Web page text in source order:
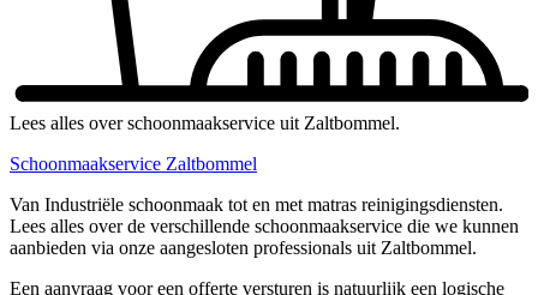
Lees alles over schoonmaakservice uit Zaltbommel.
Schoonmaakservice Zaltbommel
Van Industriële schoonmaak tot en met matras reinigingsdiensten.
Lees alles over de verschillende schoonmaakservice die we kunnen
aanbieden via onze aangesloten professionals uit Zaltbommel.
Een aanvraag voor een offerte versturen is natuurlijk een logische